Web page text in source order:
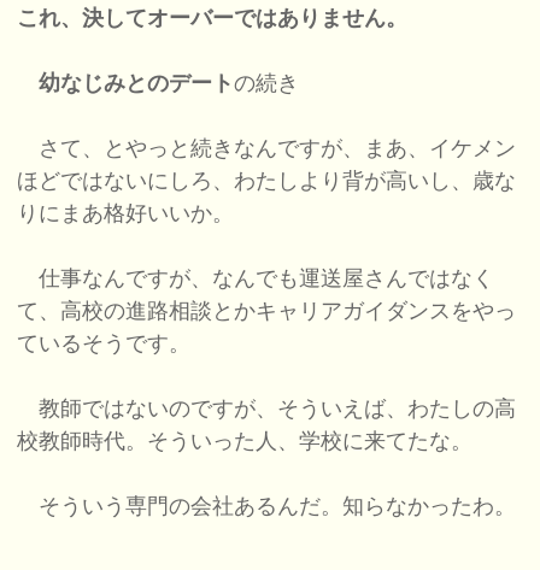
これ、決してオーバーではありません。
幼なじみとのデートの続き
さて、とやっと続きなんですが、まあ、イケメン
ほどではないにしろ、わたしより背が高いし、歳な
りにまあ格好いいか。
仕事なんですが、なんでも運送屋さんではなく
て、高校の進路相談とかキャリアガイダンスをやっ
ているそうです。
教師ではないのですが、そういえば、わたしの高
校教師時代。そういった人、学校に来てたな。
そういう専門の会社あるんだ。知らなかったわ。